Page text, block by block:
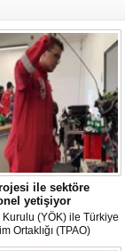
ile sektöre
yetişiyor
(YÖK) ile Türkiye
Ortaklığı (TPAO)
protokolle hayata